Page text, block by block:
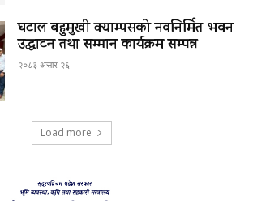
घटाल बहुमुखी क्याम्पसको नवनिर्मित भवन
उद्घाटन तथा सम्मान कार्यक्रम सम्पन्न
२०८३ असार २६
Load more